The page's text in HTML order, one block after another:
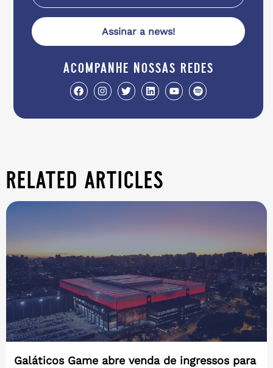
Assinar a news!
acompanhe nossas redes
related articles
Galáticos Game abre venda de ingressos para